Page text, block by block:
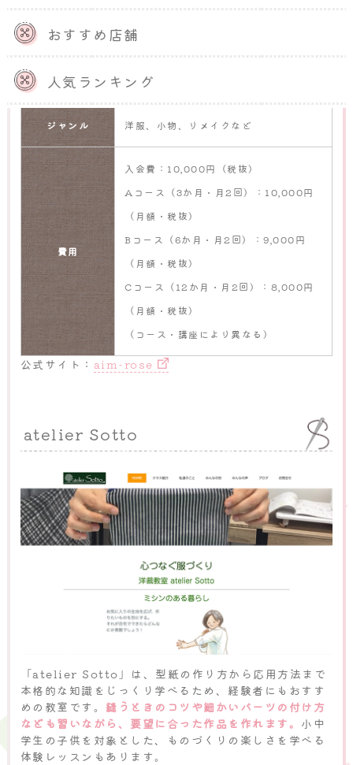
おすすめ店舗
人気ランキング
船場店：大阪府大阪市中央区
梅田店：大阪府大阪市北区
ジャンル 洋服、小物、リメイクなど
費用
入会費：10,000円（税抜）
Aコース（3か月・月2回）：10,000円
（月額・税抜）
Bコース（6か月・月2回）：9,000円
（月額・税抜）
Cコース（12か月・月2回）：8,000円
（月額・税抜）
（コース・講座により異なる）
公式サイト： aim-rose
atelier Sotto
「atelier Sotto」は、型紙の作り方から応用方法まで
本格的な知識をじっくり学べるため、経験者にもおすす
めの教室です。 縫うときのコツや細かいパーツの付け方
なども習いながら、要望に合った作品を作れます。 小中
学生の子供を対象とした、ものづくりの楽しさを学べる
体験レッスンもあります。